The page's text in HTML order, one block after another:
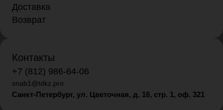
Доставка
Возврат
Контакты
+7 (812) 986-64-06
snab1@tdkz.pro
Санкт-Петербург, ул. Цветочная, д. 16, стр. 1, оф. 321